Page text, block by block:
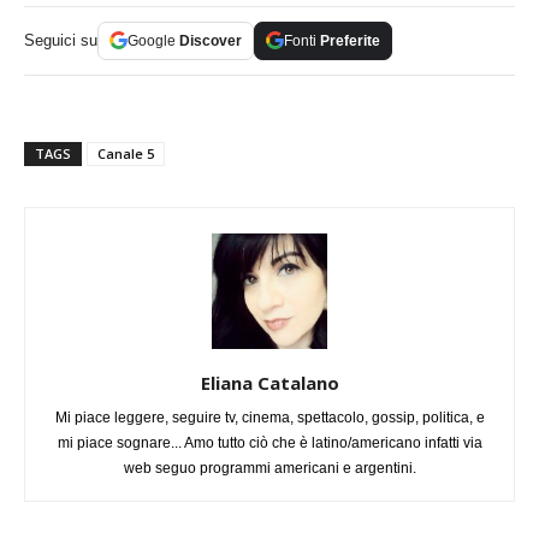
Seguici su Google Discover Fonti Preferite
TAGS Canale 5
Eliana Catalano
Mi piace leggere, seguire tv, cinema, spettacolo, gossip, politica, e
mi piace sognare... Amo tutto ciò che è latino/americano infatti via
web seguo programmi americani e argentini.